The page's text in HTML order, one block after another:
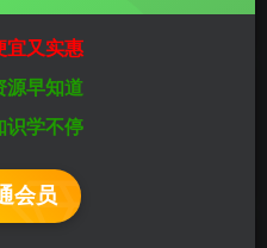
】WordPress知更鸟主题使用
宜又实惠
源早知道
识学不停
会员